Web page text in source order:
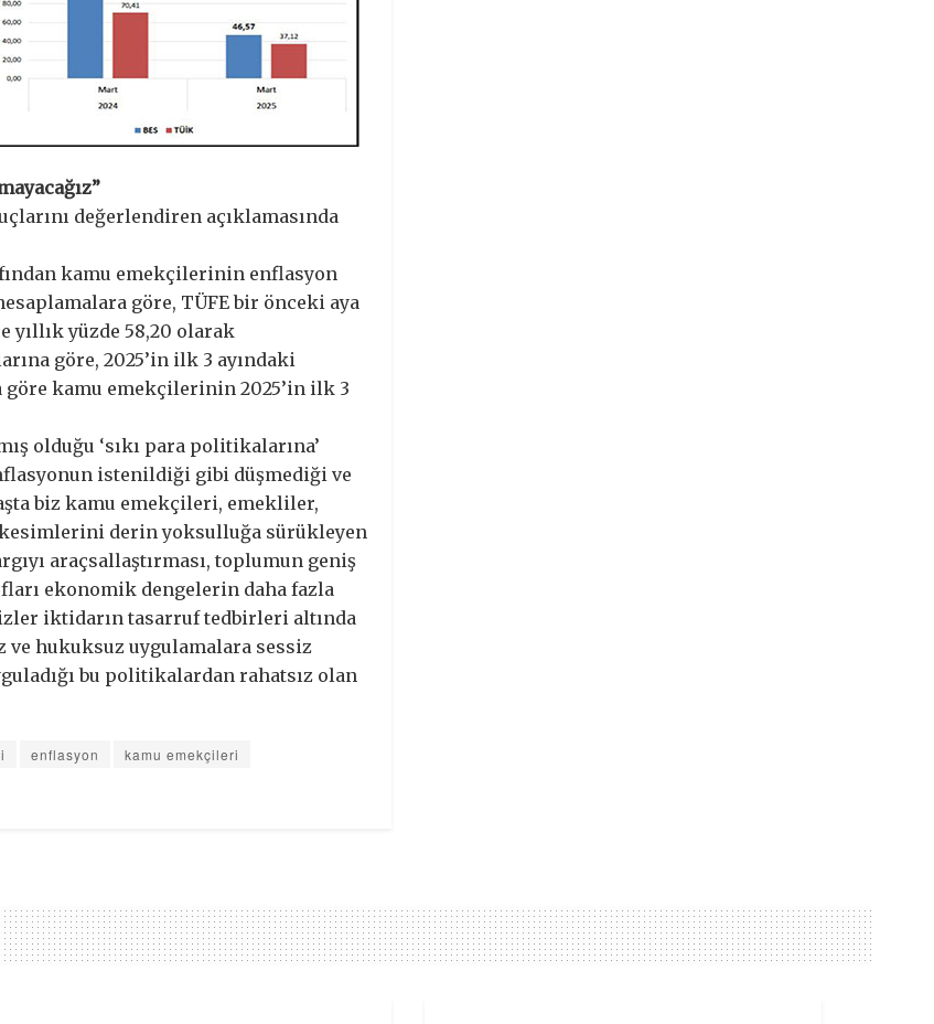
değerlendiren açıklamasında
kamu emekçilerinin enflasyon
göre, TÜFE bir önceki aya
yıllık yüzde 58,20 olarak
göre, 2025’in ilk 3 ayındaki
göre kamu emekçilerinin 2025’in ilk 3
olduğu ‘sıkı para politikalarına’
istenildiği gibi düşmediği ve
biz kamu emekçileri, emekliler,
derin yoksulluğa sürükleyen
araçsallaştırması, toplumun geniş
ekonomik dengelerin daha fazla
iktidarın tasarruf tedbirleri altında
ve hukuksuz uygulamalara sessiz
bu politikalardan rahatsız olan
enflasyon kamu emekçileri